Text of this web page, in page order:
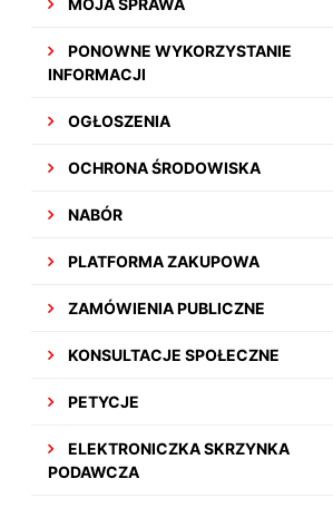
MOJA SPRAWA
PONOWNE WYKORZYSTANIE
INFORMACJI
OGŁOSZENIA
OCHRONA ŚRODOWISKA
NABÓR
PLATFORMA ZAKUPOWA
ZAMÓWIENIA PUBLICZNE
KONSULTACJE SPOŁECZNE
PETYCJE
ELEKTRONICZKA SKRZYNKA
PODAWCZA